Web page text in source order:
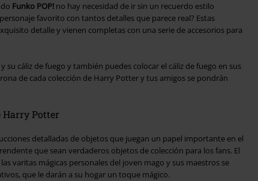
Funko POP!no hay necesidad de ir sin un recuerdo estilo
favorito con tantos detalles que parece real? Estas
detalle y vienen completas con una serie de accesorios para
su cáliz de fuego y también puedes colocar el cáliz de fuego en sus
de cada colección de Harry Potter y tus amigos se pondrán
Harry Potter
detalladas de objetos que juegan un papel importante en el
que sean verdaderos objetos de colección para los fans. El
varitas mágicas personales del joven mago y sus maestros se
que le darán a su hogar un toque mágico.